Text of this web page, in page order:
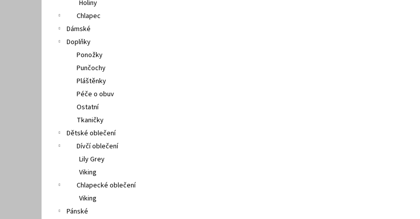
Holiny
Chlapec
Dámské
Doplňky
Ponožky
Punčochy
Pláštěnky
Péče o obuv
Ostatní
Tkaničky
Dětské oblečení
Dívčí oblečení
Lily Grey
Viking
Chlapecké oblečení
Viking
Pánské